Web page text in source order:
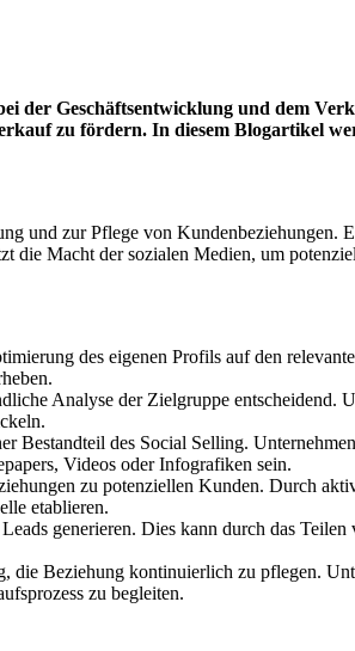
der Geschäftsentwicklung und dem
zu fördern. In diesem Blogartikel
und zur Pflege von Kundenbeziehungen.
Macht der sozialen Medien, um
des eigenen Profils auf den
Analyse der Zielgruppe entscheidend.
Bestandteil des Social Selling.
Videos oder Infografiken sein.
zu potenziellen Kunden. Durch
etablieren.
generieren. Dies kann durch das
Beziehung kontinuierlich zu pflegen.
zu begleiten.